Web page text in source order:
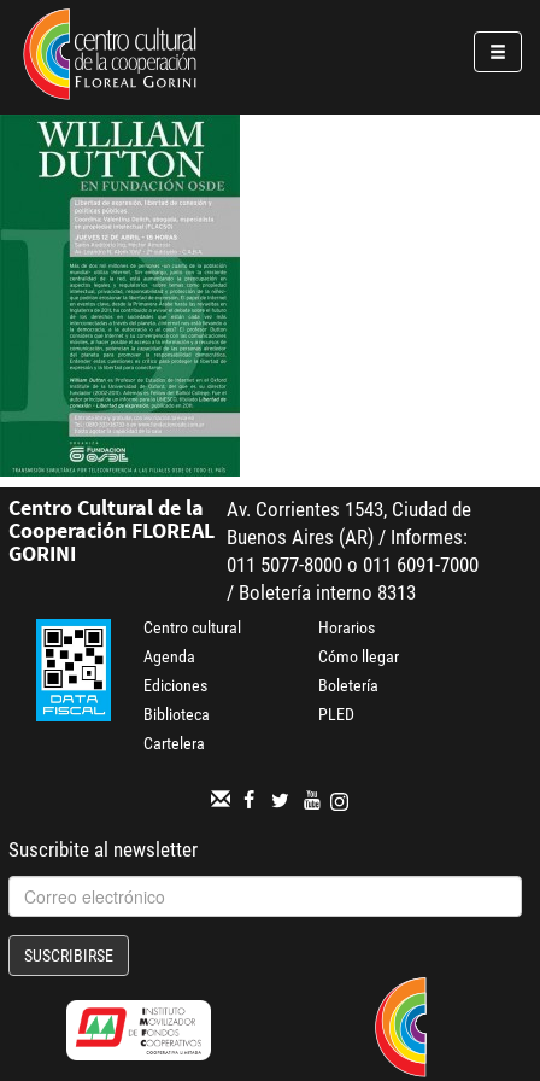
Pasar al contenido principal
Jump to main content
Centro Cultural de la
Cooperación FLOREAL
GORINI
Av. Corrientes 1543, Ciudad de
Buenos Aires (AR) / Informes:
011 5077-8000 o 011 6091-7000
/ Boletería interno 8313
Centro cultural
Agenda
Ediciones
Biblioteca
Cartelera
Horarios
Cómo llegar
Boletería
PLED
Suscribite al newsletter
SUSCRIBIRSE